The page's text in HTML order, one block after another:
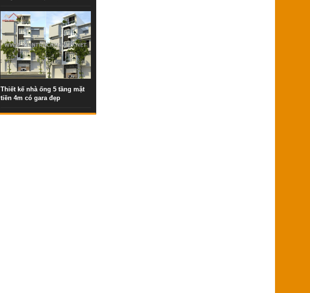
Thiết kế nhà ống 5 tầng mặt
tiền 4m có gara đẹp